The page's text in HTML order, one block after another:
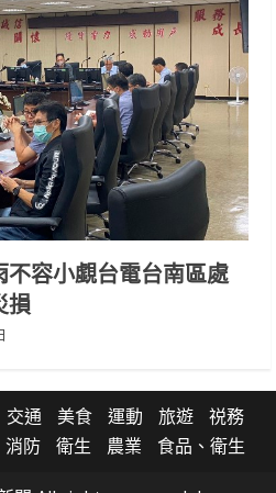
不容小覷台電台南區處
損
交通 美食 運動 旅遊
祱務
消防 衛生 農業 食品、衛生